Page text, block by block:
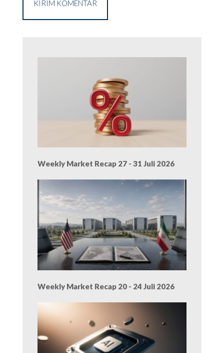
Weekly Market Recap 27 - 31 Juli 2026
Weekly Market Recap 20 - 24 Juli 2026